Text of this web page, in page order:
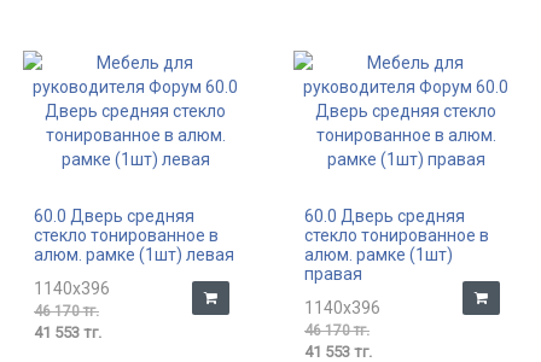
60.0 Дверь средняя
стекло тонированное в
алюм. рамке (1шт) левая
1140x396
46 170 тг.
41 553 тг.
60.0 Дверь средняя
стекло тонированное в
алюм. рамке (1шт)
правая
1140x396
46 170 тг.
41 553 тг.